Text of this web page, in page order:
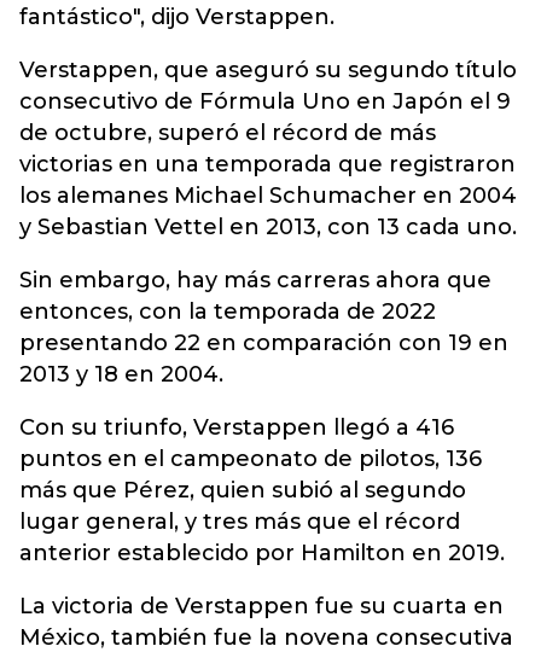
fantástico", dijo Verstappen.
Verstappen, que aseguró su segundo título
consecutivo de Fórmula Uno en Japón el 9
de octubre, superó el récord de más
victorias en una temporada que registraron
los alemanes Michael Schumacher en 2004
y Sebastian Vettel en 2013, con 13 cada uno.
Sin embargo, hay más carreras ahora que
entonces, con la temporada de 2022
presentando 22 en comparación con 19 en
2013 y 18 en 2004.
Con su triunfo, Verstappen llegó a 416
puntos en el campeonato de pilotos, 136
más que Pérez, quien subió al segundo
lugar general, y tres más que el récord
anterior establecido por Hamilton en 2019.
La victoria de Verstappen fue su cuarta en
México, también fue la novena consecutiva